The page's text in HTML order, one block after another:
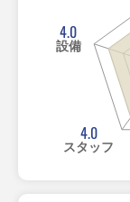
4.0
スタッフ
4.0
設備